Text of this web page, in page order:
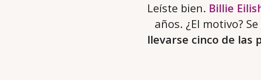
Leíste bien. Billie
años. ¿El motivo?
llevarse cinco de las